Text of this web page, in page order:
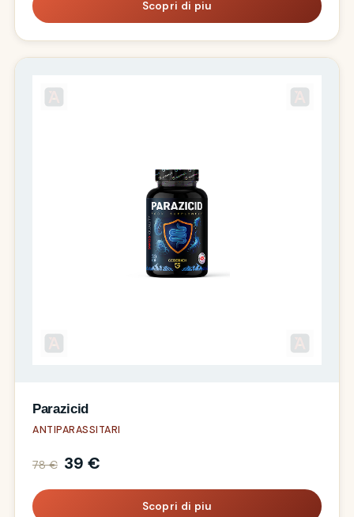
Scopri di piu
Parazicid
ANTIPARASSITARI
78 € 39 €
Scopri di piu